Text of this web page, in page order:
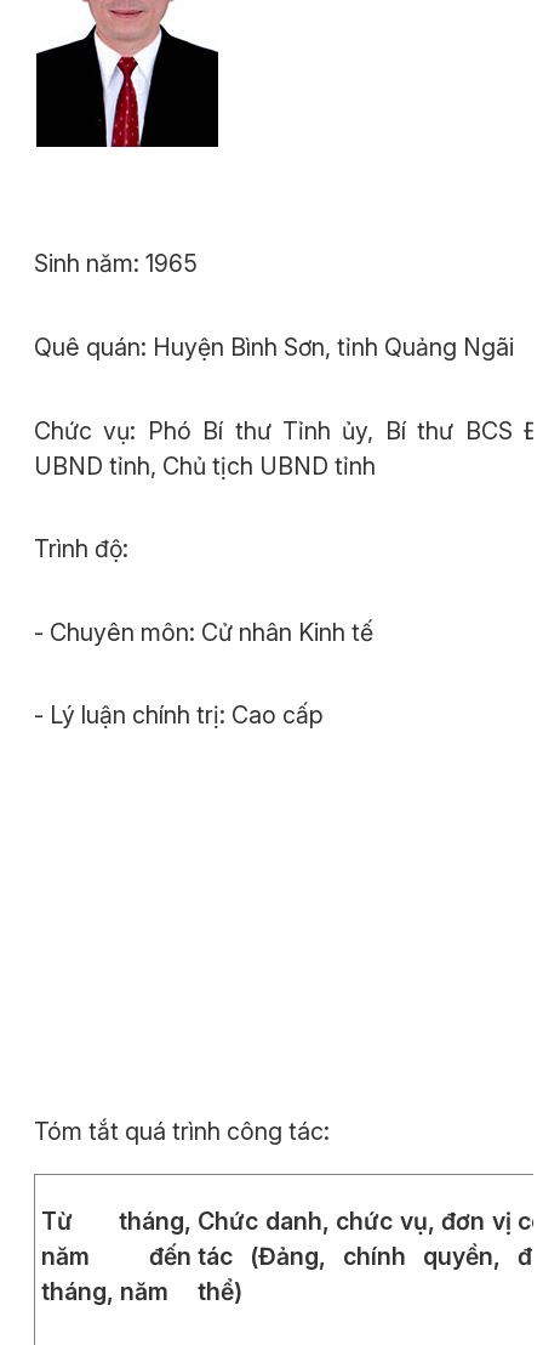
Sinh năm: 1965
Quê quán: Huyện Bình Sơn, tỉnh Quảng Ngãi
Chức vụ: Phó Bí thư Tỉnh ủy, Bí thư BCS
UBND tỉnh, Chủ tịch UBND tỉnh
Trình độ:
- Chuyên môn: Cử nhân Kinh tế
- Lý luận chính trị: Cao cấp
Tóm tắt quá trình công tác:
Từ tháng,
năm đến
tháng, năm
Chức danh, chức vụ, đơn vị
tác (Đảng, chính quyền,
thể)